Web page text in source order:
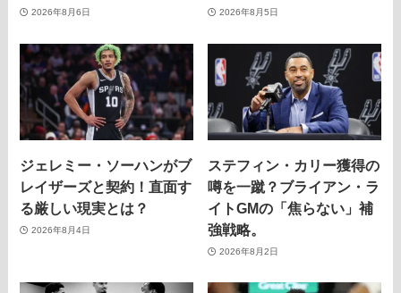
2026年8月6日 2026年8月5日
ジェレミー・ソーハンがブ
レイザーズと契約！直面す
る厳しい現実とは？
2026年8月4日
ステフィン・カリー獲得の
噂を一蹴？ブライアン・ラ
イトGMの「焦らない」補
強戦略。
2026年8月2日